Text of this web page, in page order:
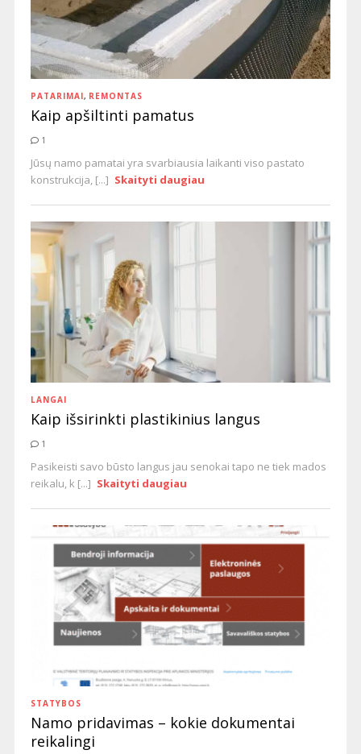
PATARIMAI, REMONTAS
Kaip apšiltinti pamatus
1
Jūsų namo pamatai yra svarbiausia laikanti viso pastato
konstrukcija, [...] Skaityti daugiau
LANGAI
Kaip išsirinkti plastikinius langus
1
Pasikeisti savo būsto langus jau senokai tapo ne tiek mados
reikalu, k [...] Skaityti daugiau
STATYBOS
Namo pridavimas – kokie dokumentai
reikalingi